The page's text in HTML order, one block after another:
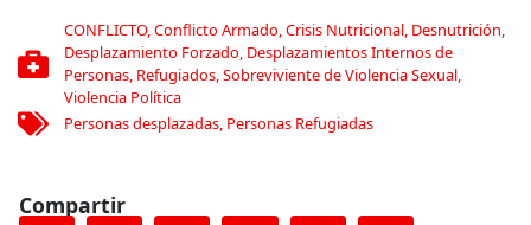
CONFLICTO,Conflicto Armado,Crisis Nutricional, Desnutrición,
Desplazamiento Forzado, Desplazamientos Internos de
Personas, Refugiados,Sobreviviente de Violencia Sexual,
Violencia Política
Personas desplazadas, Personas Refugiadas
Compartir